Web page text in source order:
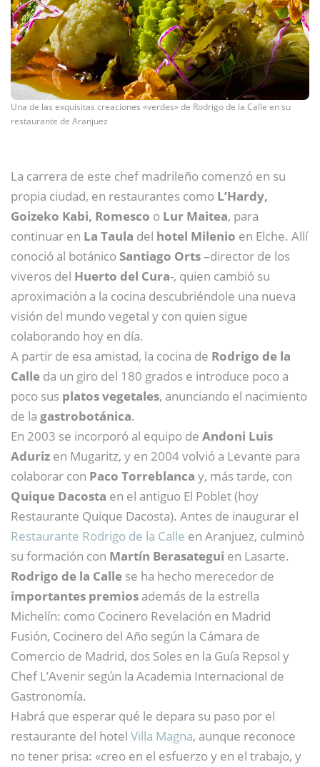
Una de las exquisitas creaciones «verdes» de Rodrigo de la Calle en su
restaurante de Aranjuez
La carrera de este chef madrileño comenzó en su
propia ciudad, en restaurantes como L’Hardy,
Goizeko Kabi, Romesco o Lur Maitea, para
continuar en La Taula del hotel Milenio en Elche. Allí
conoció al botánicoSantiago Orts–director de los
viveros del Huerto del Cura-, quien cambió su
aproximación a la cocina descubriéndole una nueva
visión del mundo vegetal y con quien sigue
colaborando hoy en día.
A partir de esa amistad, la cocina de Rodrigo de la
Calle da un giro del 180 grados e introduce poco a
poco sus platos vegetales, anunciando el nacimiento
de la gastrobotánica.
En 2003 se incorporó al equipo de Andoni Luis
Aduriz en Mugaritz, y en 2004 volvió a Levante para
colaborar con Paco Torreblanca y, más tarde, con
Quique Dacosta en el antiguo El Poblet (hoy
Restaurante Quique Dacosta). Antes de inaugurar el
Restaurante Rodrigo de la Calle en Aranjuez, culminó
su formación con Martín Berasategui en Lasarte.
Rodrigo de la Calle se ha hecho merecedor de
importantes premios además de la estrella
Michelín: como Cocinero Revelación en Madrid
Fusión, Cocinero del Año según la Cámara de
Comercio de Madrid, dos Soles en la Guía Repsol y
Chef L’Avenir según la Academia Internacional de
Gastronomía.
Habrá que esperar qué le depara su paso por el
restaurante del hotel Villa Magna, aunque reconoce
no tener prisa: «creo en el esfuerzo y en el trabajo, y